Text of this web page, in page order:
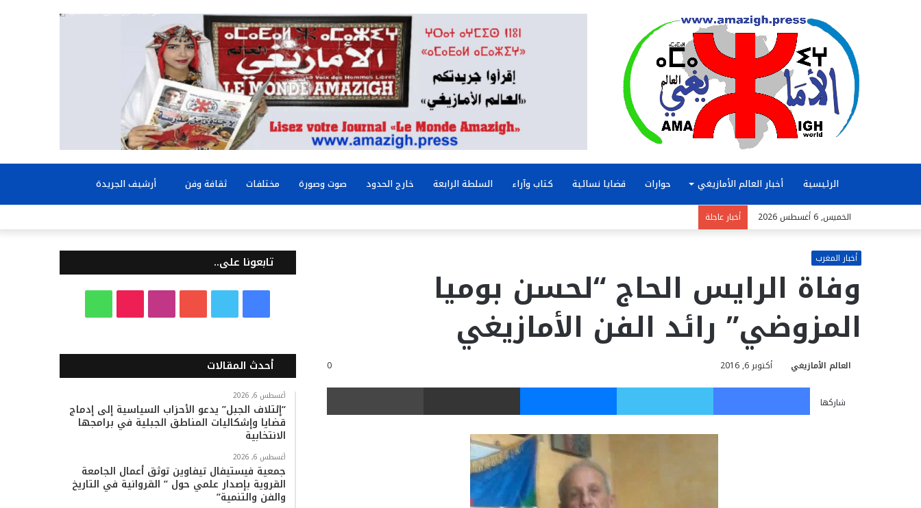
الرئيسية أخبار العالم الأمازيغي حوارات قضايا نسائية كتاب وآراء السلطة الرابعة خارج الحدود صوت وصورة مختلفات ثقافة وفن أرشيف الجريدة
عن
الخميس, 6 أغسطس 2026 أخبار عاجلة
أخبار المغرب
وفاة الرايس الحاج “لحسن بوميا
المزوضي” رائد الفن الأمازيغي
العالم الأمازيغي أكتوبر 6, 2016 0
شاركها
فيسبوك تويتر ماسنجر مشاركة عبر البريد
تابعونا على..
س
ب
و
ك
ي
ت
ر
ت
ي
و
س
ت
ق
ا
م
k
T
o
ت
س
ا
أحدث المقالات
أغسطس 6, 2026
“إئتلاف الجبل” يدعو الأحزاب السياسية إلى إدماج
قضايا وإشكاليات المناطق الجبلية في برامجها
الانتخابية
أغسطس 6, 2026
جمعية فيستيفال تيفاوين توثق أعمال الجامعة
القروية بإصدار علمي حول ” القروانية في التاريخ
والفن والتنمية”